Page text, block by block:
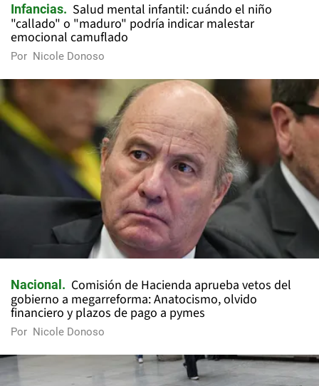
Infancias
Salud mental infantil: cuándo el niño
"callado" o "maduro" podría indicar malestar
emocional camuflado
Por Nicole Donoso
Nacional
Comisión de Hacienda aprueba vetos del
gobierno a megarreforma: Anatocismo, olvido
financiero y plazos de pago a pymes
Por Nicole Donoso